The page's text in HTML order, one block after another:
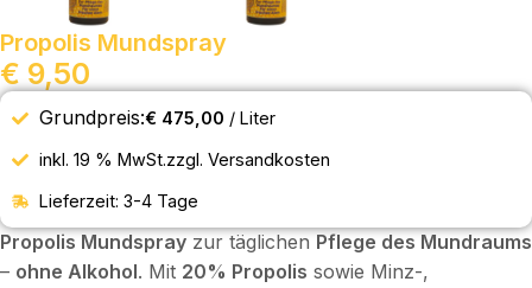
Propolis Mundspray
€ 9,50
Grundpreis:€ 475,00 / Liter
inkl. 19 % MwSt.zzgl. Versandkosten
Lieferzeit: 3-4 Tage
Propolis Mundspray zur täglichen Pflege des Mundraums
– ohne Alkohol. Mit 20% Propolis sowie Minz-,